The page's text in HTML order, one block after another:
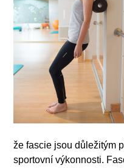
že fascie jsou důležitým
sportovní výkonnosti.